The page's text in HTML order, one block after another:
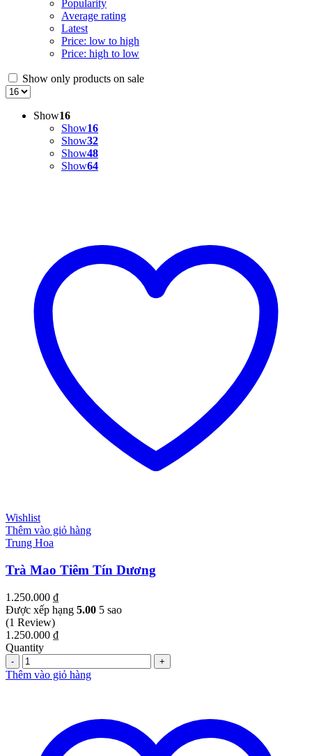
Popularity
Average rating
Latest
Price: low to high
Price: high to low
Show only products on sale
Show16
Show16
Show32
Show48
Show64
Wishlist
Thêm vào giỏ hàng
Trung Hoa
Trà Mao Tiêm Tín Dương
1.250.000 ₫
Được xếp hạng 5.00 5 sao
(1 Review)
1.250.000 ₫
Quantity
Quantity
Thêm vào giỏ hàng